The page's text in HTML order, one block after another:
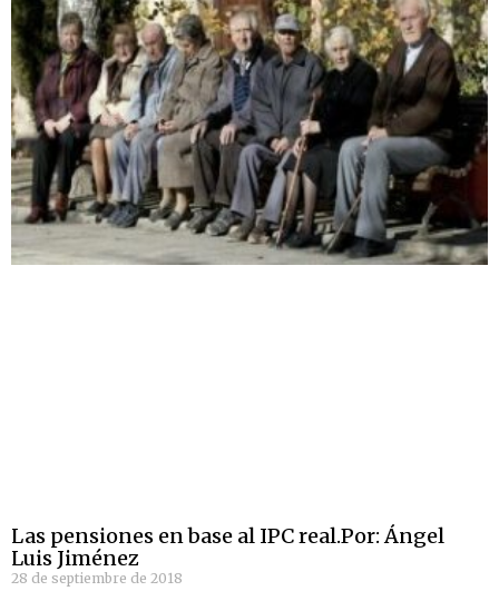
Las pensiones en base al IPC real.Por: Ángel
Luis Jiménez
28 de septiembre de 2018